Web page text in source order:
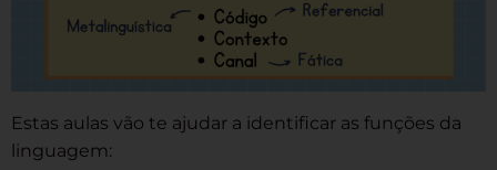
Estas aulas vão te ajudar a identificar as funções da
linguagem: